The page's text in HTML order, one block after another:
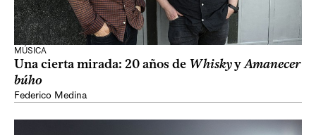
MÚSICA
Una cierta mirada: 20 años de WhiskyyAmanecer
búho
Federico Medina